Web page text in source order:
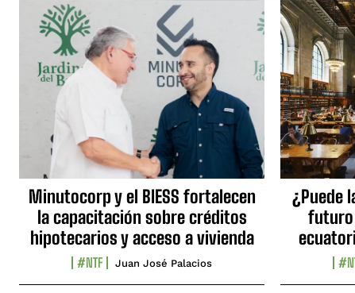
Minutocorp y el BIESS fortalecen
la capacitación sobre créditos
hipotecarios y acceso a vivienda
#NTF Juan José Palacios
¿Puede
futuro